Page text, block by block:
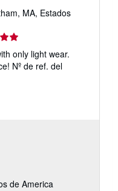
MA, Estados
only light wear.
Nº de ref. del
de America